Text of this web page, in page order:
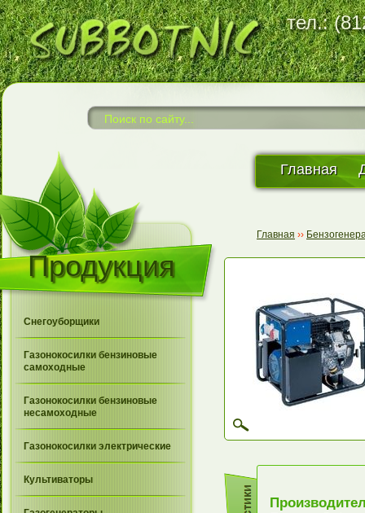
тел.:
Главная
Продукция
Снегоуборщики
Газонокосилки бензиновые
самоходные
Газонокосилки бензиновые
несамоходные
Газонокосилки электрические
Культиваторы
Главная ››